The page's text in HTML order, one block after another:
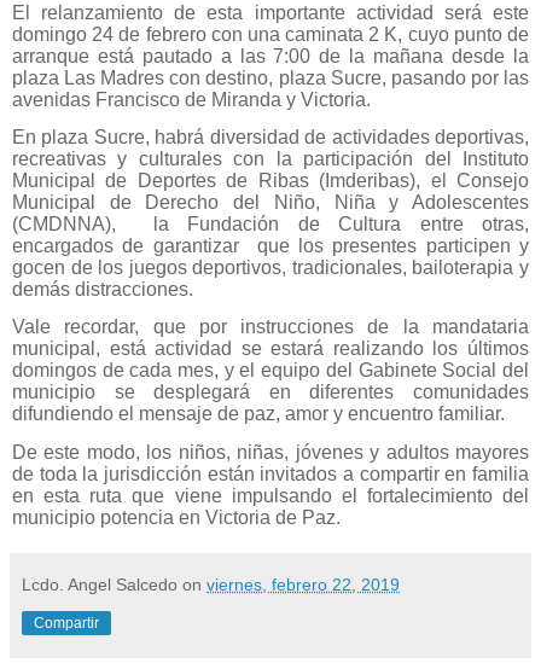
El relanzamiento de esta importante actividad será este
domingo 24 de febrero con una caminata 2 K, cuyo punto de
arranque está pautado a las 7:00 de la mañana desde la
plaza Las Madres con destino, plaza Sucre, pasando por las
avenidas Francisco de Miranda y Victoria.
En plaza Sucre, habrá diversidad de actividades deportivas,
recreativas y culturales con la participación del Instituto
Municipal de Deportes de Ribas (Imderibas), el Consejo
Municipal de Derecho del Niño, Niña y Adolescentes
(CMDNNA), la Fundación de Cultura entre otras,
encargados de garantizar que los presentes participen y
gocen de los juegos deportivos, tradicionales, bailoterapia y
demás distracciones.
Vale recordar, que por instrucciones de la mandataria
municipal, está actividad se estará realizando los últimos
domingos de cada mes, y el equipo del Gabinete Social del
municipio se desplegará en diferentes comunidades
difundiendo el mensaje de paz, amor y encuentro familiar.
De este modo, los niños, niñas, jóvenes y adultos mayores
de toda la jurisdicción están invitados a compartir en familia
en esta ruta que viene impulsando el fortalecimiento del
municipio potencia en Victoria de Paz.
Lcdo. Angel Salcedo on viernes, febrero 22, 2019
Compartir